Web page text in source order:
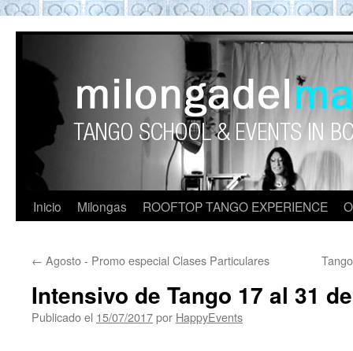
ROOFTOP TANGO
Barcelona. Show Tango. barcelona
experience. Private Tango Lesson. Rooftop
Tango experience Barcelona. Tango
Inicio Milongas ROOFTOP TANGO EXPERIENCE
← Agosto - Promo especial Clases Particulares
Intensivo de Tango 17 al 31
Publicado el 15/07/2017por HappyEvents